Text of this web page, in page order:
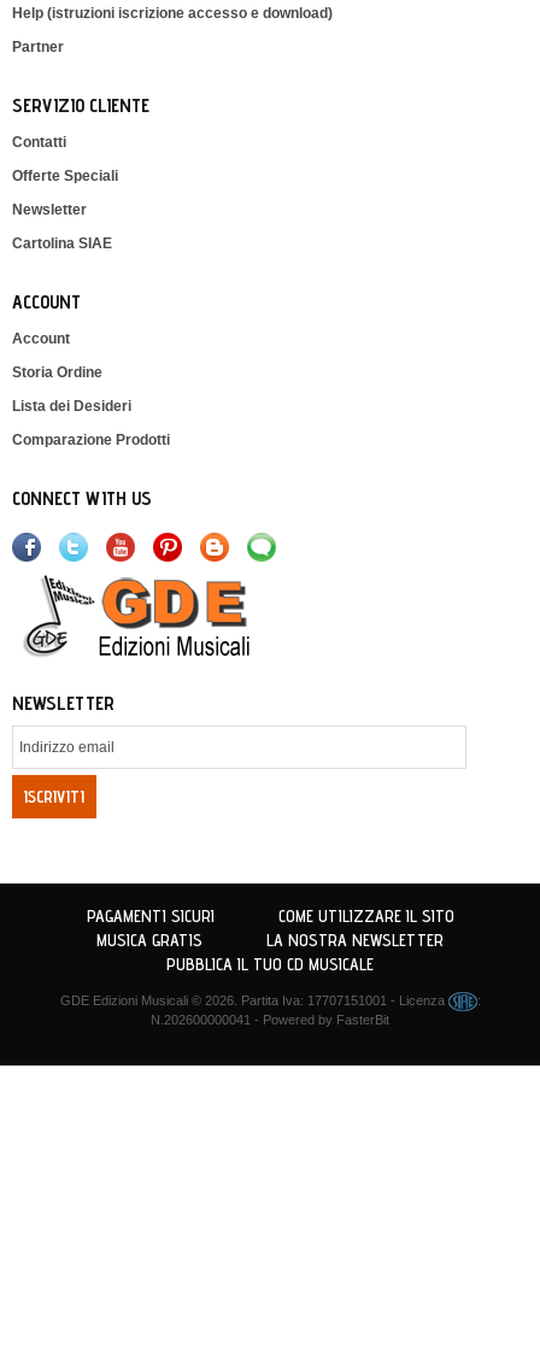
Help (istruzioni iscrizione accesso e download)
Partner
SERVIZIO CLIENTE
Contatti
Offerte Speciali
Newsletter
Cartolina SIAE
ACCOUNT
Account
Storia Ordine
Lista dei Desideri
Comparazione Prodotti
CONNECT WITH US
NEWSLETTER
ISCRIVITI
PAGAMENTI SICURI
COME UTILIZZARE IL SITO
MUSICA GRATIS
LA NOSTRA NEWSLETTER
PUBBLICA IL TUO CD MUSICALE
GDE Edizioni Musicali© 2026. Partita Iva: 17707151001 - Licenza
:
N.202600000041 - Powered by FasterBit